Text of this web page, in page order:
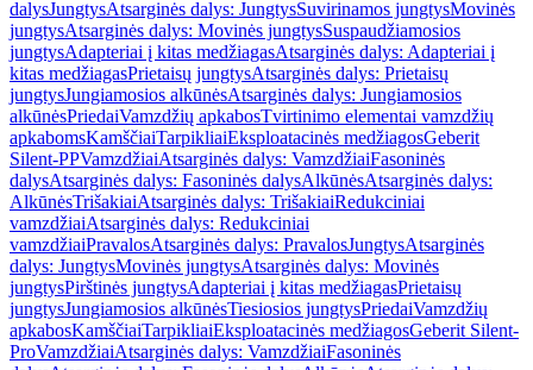
dalysJungtysAtsarginės dalys: JungtysSuvirinamos jungtysMovinės
jungtysAtsarginės dalys: Movinės jungtysSuspaudžiamosios
jungtysAdapteriai į kitas medžiagasAtsarginės dalys: Adapteriai į
kitas medžiagasPrietaisų jungtysAtsarginės dalys: Prietaisų
jungtysJungiamosios alkūnėsAtsarginės dalys: Jungiamosios
alkūnėsPriedaiVamzdžių apkabosTvirtinimo elementai vamzdžių
apkabomsKamščiaiTarpikliaiEksploatacinės medžiagosGeberit
Silent-PPVamzdžiaiAtsarginės dalys: VamzdžiaiFasoninės
dalysAtsarginės dalys: Fasoninės dalysAlkūnėsAtsarginės dalys:
AlkūnėsTrišakiaiAtsarginės dalys: TrišakiaiRedukciniai
vamzdžiaiAtsarginės dalys: Redukciniai
vamzdžiaiPravalosAtsarginės dalys: PravalosJungtysAtsarginės
dalys: JungtysMovinės jungtysAtsarginės dalys: Movinės
jungtysPirštinės jungtysAdapteriai į kitas medžiagasPrietaisų
jungtysJungiamosios alkūnėsTiesiosios jungtysPriedaiVamzdžių
apkabosKamščiaiTarpikliaiEksploatacinės medžiagosGeberit Silent-
ProVamzdžiaiAtsarginės dalys: VamzdžiaiFasoninės